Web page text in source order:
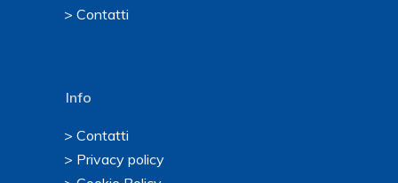
> Contatti
Info
> Contatti
> Privacy policy